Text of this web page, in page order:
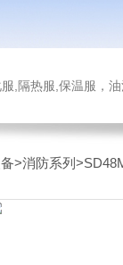
,隔热服,保温服，
>消防系列